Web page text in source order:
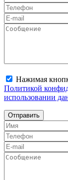
Нажимая
Политикой
использовании
Отправить